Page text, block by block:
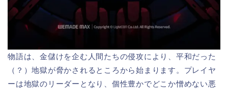
物語は、金儲けを企む人間たちの侵攻により、平和だった
（？）地獄が脅かされるところから始まります。プレイヤ
ーは地獄のリーダーとなり、個性豊かでどこか憎めない悪